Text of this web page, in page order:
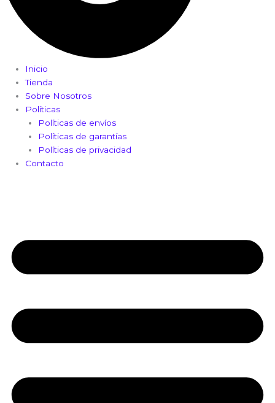
Inicio
Tienda
Sobre Nosotros
Políticas
Políticas de envíos
Políticas de garantías
Políticas de privacidad
Contacto